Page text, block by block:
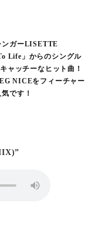
ンガーLISETTE
Life」からのシングル
ャッチーなヒット曲！
NICEをフィーチャー
です！